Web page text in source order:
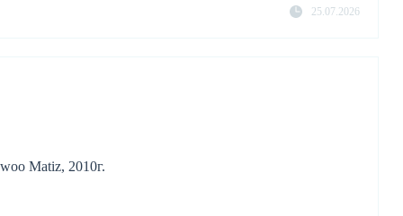
25.07.2026
Matiz, 2010г.